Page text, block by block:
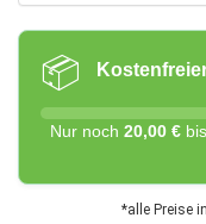
📦
Nur noch 20,00 €
*alle Preise